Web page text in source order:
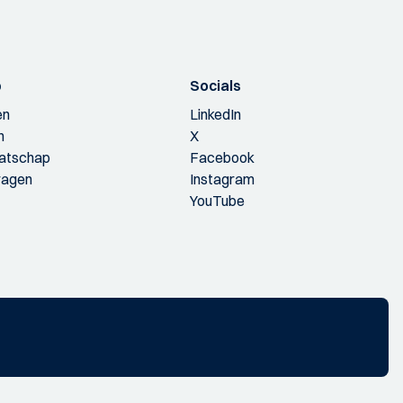
Socials
LinkedIn
X
Facebook
Instagram
YouTube